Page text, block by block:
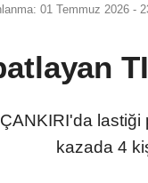
01 Temmuz 2026 -
lastiği
kazada 4